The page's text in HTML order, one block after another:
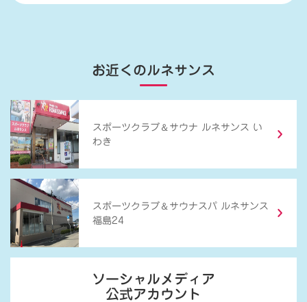
お近くのルネサンス
スポーツクラブ ＆ サウナ ルネサンス い
わき
スポーツクラブ ＆ サウナスパ ルネサンス
福島24
ソーシャルメディア
公式アカウント